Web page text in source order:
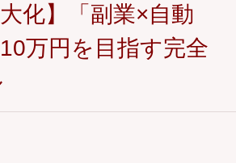
大化】「副業×自動
万円を目指す完全